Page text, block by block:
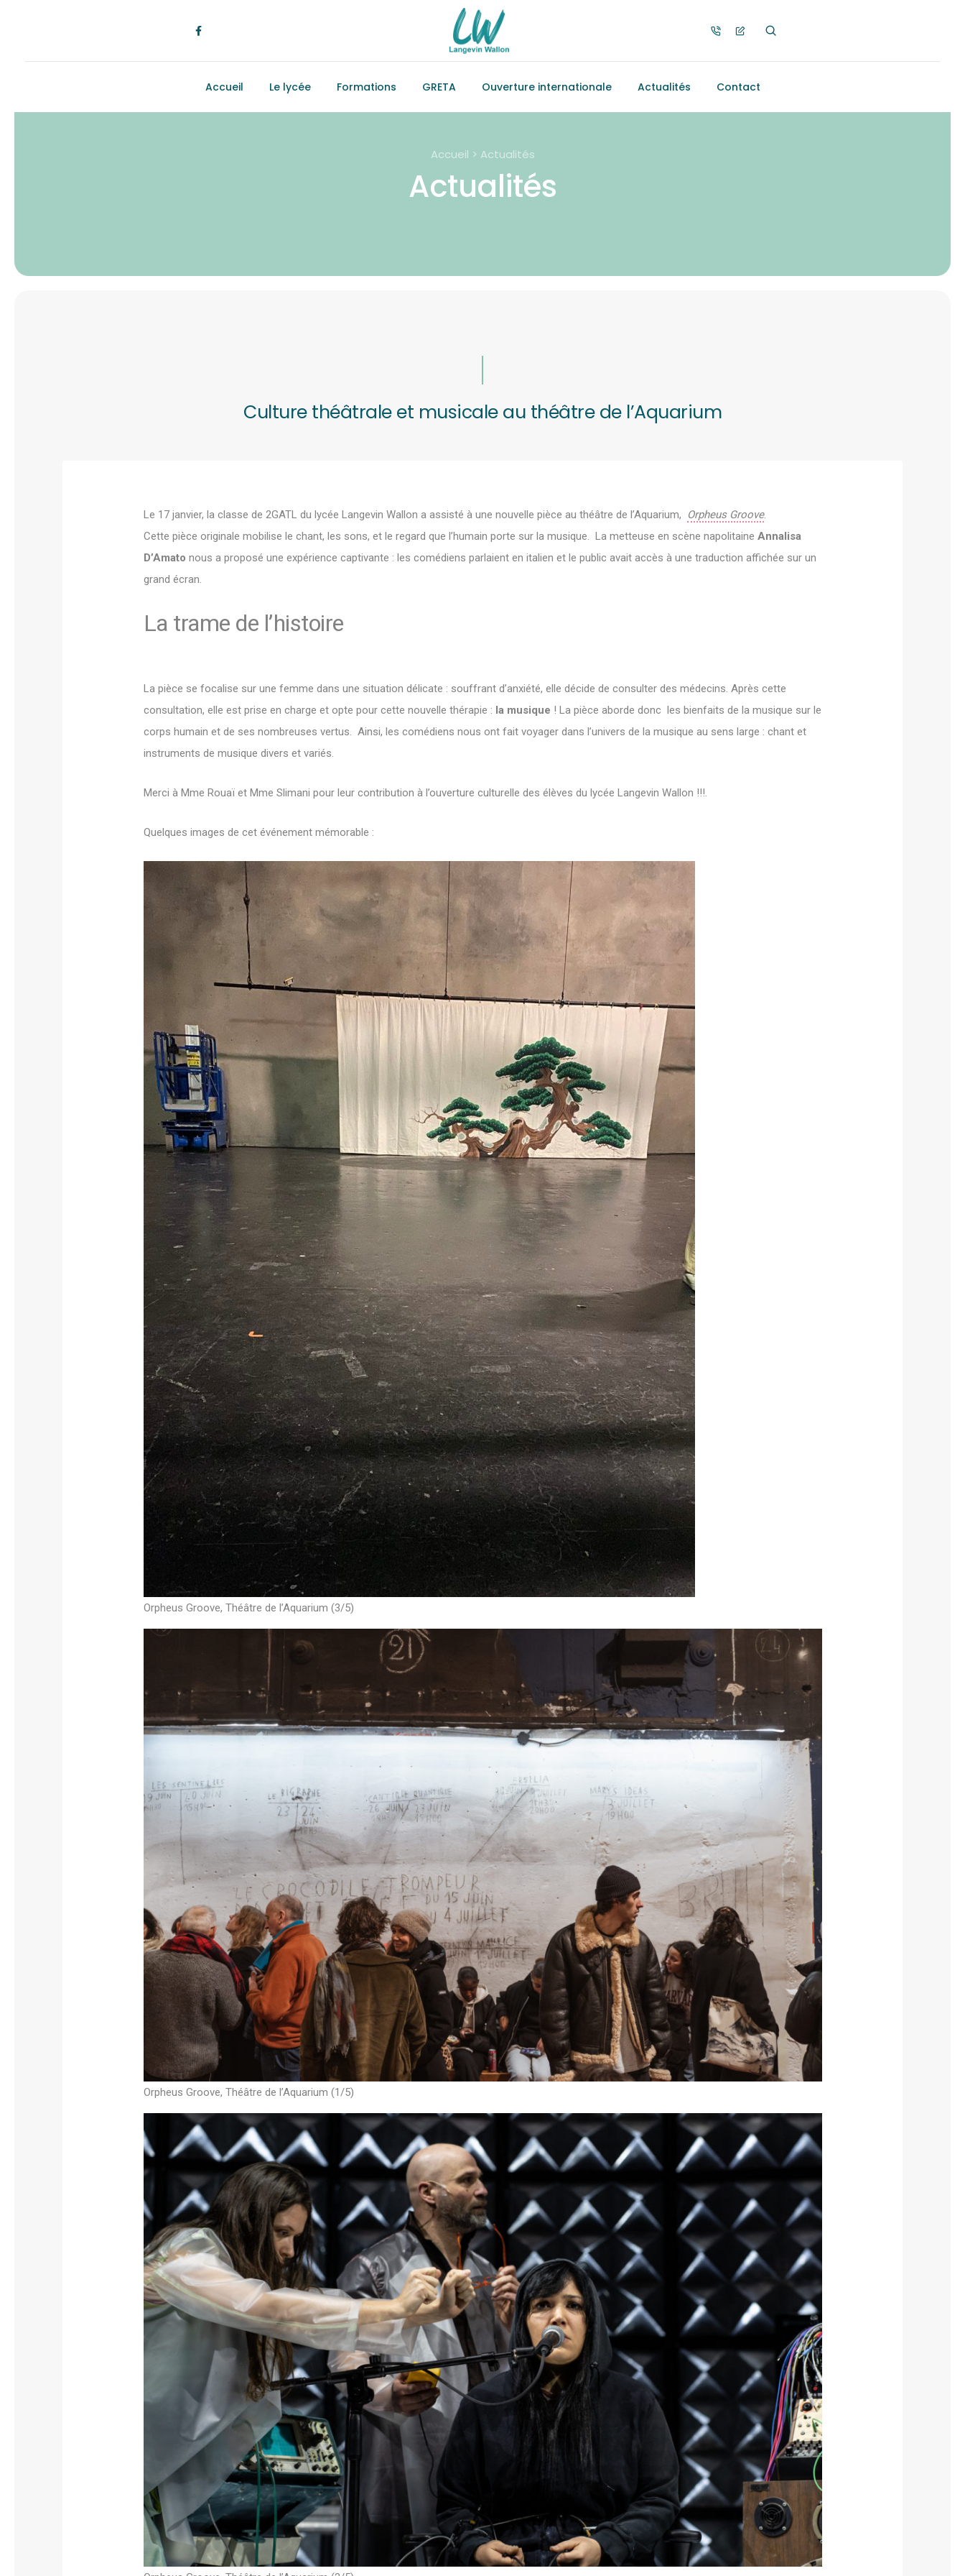
Accueil Le lycée Formations GRETA Ouverture internationale Actualités Contact
Accueil > Actualités
Actualités
Culture théâtrale et musicale au théâtre de l’Aquarium
Le 17 janvier, la classe de 2GATL du lycée Langevin Wallon a assisté à une nouvelle pièce au théâtre de l’Aquarium, Orpheus Groove.
Cette pièce originale mobilise le chant, les sons, et le regard que l’humain porte sur la musique. La metteuse en scène napolitaine Annalisa
D’Amato nous a proposé une expérience captivante : les comédiens parlaient en italien et le public avait accès à une traduction affichée sur un
grand écran.
La trame de l’histoire
La pièce se focalise sur une femme dans une situation délicate : souffrant d’anxiété, elle décide de consulter des médecins. Après cette
consultation, elle est prise en charge et opte pour cette nouvelle thérapie : la musique ! La pièce aborde donc les bienfaits de la musique sur le
corps humain et de ses nombreuses vertus. Ainsi, les comédiens nous ont fait voyager dans l’univers de la musique au sens large : chant et
instruments de musique divers et variés.
Merci à Mme Rouaï et Mme Slimani pour leur contribution à l’ouverture culturelle des élèves du lycée Langevin Wallon !!!.
Quelques images de cet événement mémorable :
Orpheus Groove, Théâtre de l’Aquarium (3/5)
Orpheus Groove, Théâtre de l’Aquarium (1/5)